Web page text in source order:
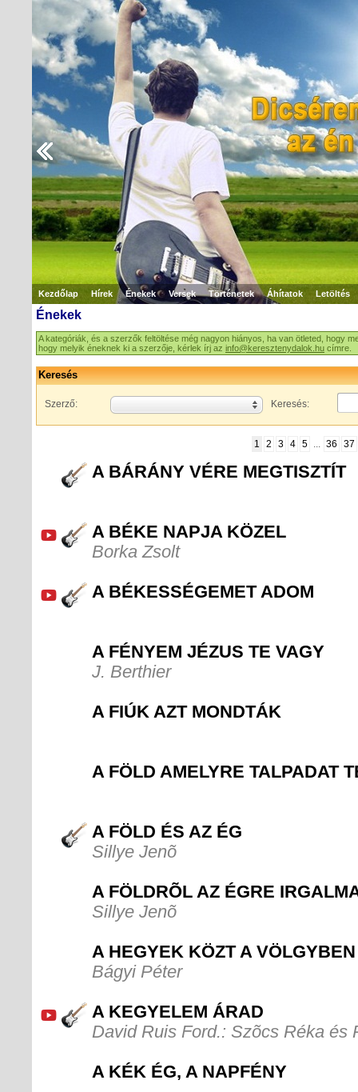
Kezdőlap Hírek Énekek Versek Történetek Áhítatok Letöltés
Énekek
A kategóriák, és a szerzők feltöltése még nagyon hiányos, ha van ötleted, hogy
hogy melyik éneknek ki a szerzője, kérlek írj az info@keresztenydalok.hu címre.
Keresés
Szerző: Keresés:
1 2 3 4 5 36 37
A BÁRÁNY VÉRE MEGTISZTÍT
A BÉKE NAPJA KÖZEL
Borka Zsolt
A BÉKESSÉGEMET ADOM
A FÉNYEM JÉZUS TE VAGY
J. Berthier
A FIÚK AZT MONDTÁK
A FÖLD AMELYRE TALPADAT
A FÖLD ÉS AZ ÉG
Sillye Jenõ
A FÖLDRÕL AZ ÉGRE
Sillye Jenõ
A HEGYEK KÖZT A VÖLGYBEN
Bágyi Péter
A KEGYELEM ÁRAD
David Ruis Ford.: Szõcs Réka és
A KÉK ÉG, A NAPFÉNY